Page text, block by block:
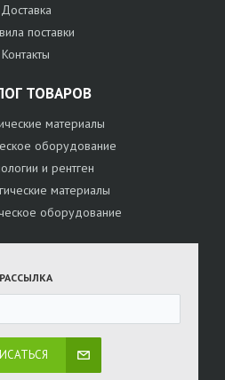
Доставка
поставки
Контакты
ТОВАРОВ
материалы
оборудование
и рентген
материалы
оборудование
РАССЫЛКА